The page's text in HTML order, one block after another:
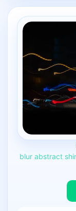
blur abstract